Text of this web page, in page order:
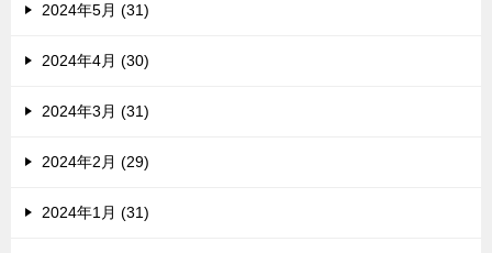
2024年5月 (31)
2024年4月 (30)
2024年3月 (31)
2024年2月 (29)
2024年1月 (31)